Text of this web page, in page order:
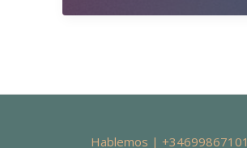
urgentes
Hablemos | +34699867101